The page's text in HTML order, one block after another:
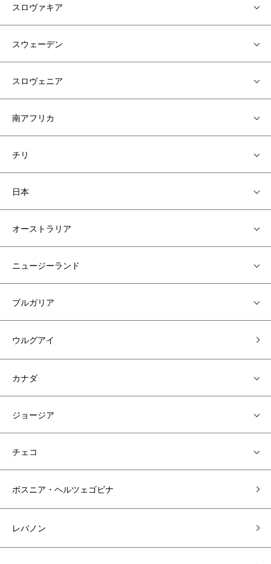
スロヴァキア
スウェーデン
スロヴェニア
南アフリカ
チリ
日本
オーストラリア
ニュージーランド
ブルガリア
ウルグアイ
カナダ
ジョージア
チェコ
ボスニア・ヘルツェゴビナ
レバノン